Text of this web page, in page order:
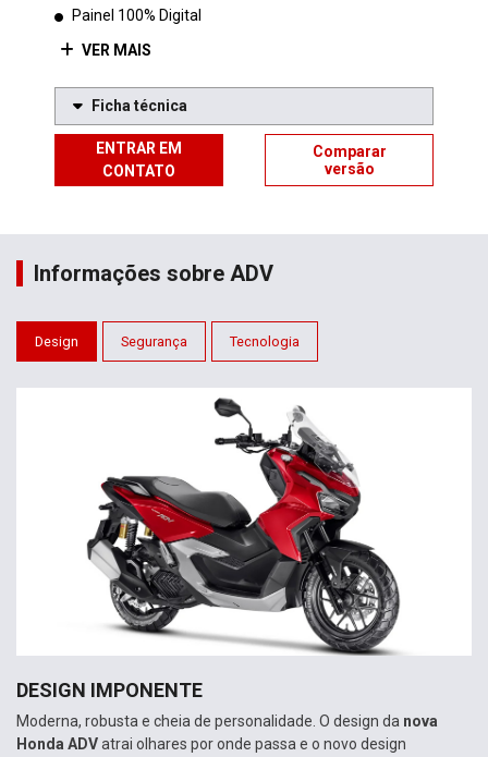
Painel 100% Digital
VER MAIS
Ficha técnica
ENTRAR EM
CONTATO
Comparar
versão
Informações sobre ADV
Design Segurança Tecnologia
DESIGN IMPONENTE
Moderna, robusta e cheia de personalidade. O design da nova
Honda ADVatrai olhares por onde passa e o novo design